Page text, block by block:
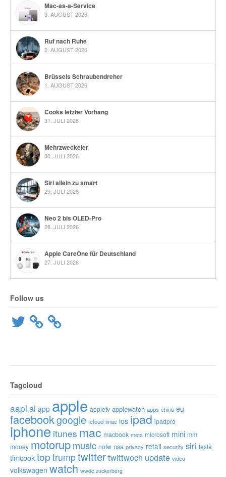
Mac-as-a-Service
3. AUGUST 2026
Ruf nach Ruhe
2. AUGUST 2026
Brüssels Schraubendreher
1. AUGUST 2026
Cooks letzter Vorhang
31. JULI 2026
Mehrzweckeier
30. JULI 2026
Siri allein zu smart
29. JULI 2026
Neo 2 bis OLED-Pro
28. JULI 2026
Apple CareOne für Deutschland
27. JULI 2026
Follow us
Twitter
Tagcloud
aapl ai app apple appletv applewatch apps china eu
facebookgoogle icloud imac ios ipad ipadpro
iphone itunes mac macbook meta microsoft mini mm
money motorupmusic notw nsa privacy retail security siri tesla
timcooktop trumptwittertwittwoch update video
volkswagen watch wwdc zuckerberg